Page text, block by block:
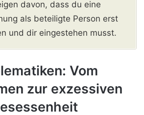
davon, dass du eine
als beteiligte Person erst
und dir eingestehen musst.
Vom
zur exzessiven